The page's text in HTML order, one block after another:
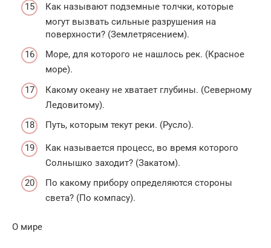
Как называют подземные толчки, которые
могут вызвать сильные разрушения на
поверхности? (Землетрясением).
Море, для которого не нашлось рек. (Красное
море).
Какому океану не хватает глубины. (Северному
Ледовитому).
Путь, которым текут реки. (Русло).
Как называется процесс, во время которого
Солнышко заходит? (Закатом).
По какому прибору определяются стороны
света? (По компасу).
О мире